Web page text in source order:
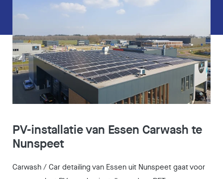
PV-installatie van Essen Carwash te
Nunspeet
Carwash / Car detailing van Essen uit Nunspeet gaat voor